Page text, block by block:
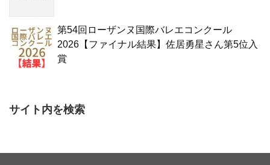
第54回ローザンヌ国際バレエコンクール
2026【ファイナル結果】佐居勇星さん第5位入
賞
サイト内を検索